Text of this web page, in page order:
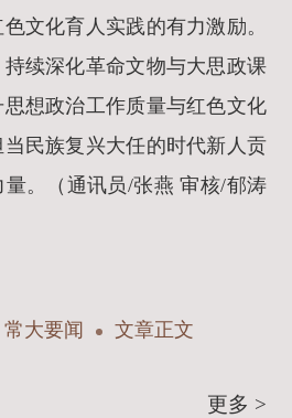
文化育人实践的有力激励。
续深化革命文物与大思政课
想政治工作质量与红色文化
民族复兴大任的时代新人贡
。（通讯员/张燕 审核/郁涛
常大要闻 文章正文
更多 >